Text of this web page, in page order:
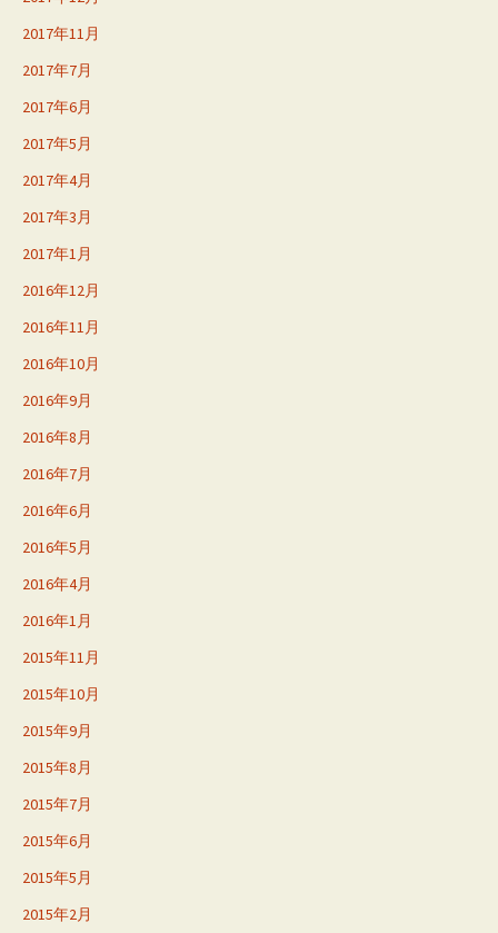
2017年11月
2017年7月
2017年6月
2017年5月
2017年4月
2017年3月
2017年1月
2016年12月
2016年11月
2016年10月
2016年9月
2016年8月
2016年7月
2016年6月
2016年5月
2016年4月
2016年1月
2015年11月
2015年10月
2015年9月
2015年8月
2015年7月
2015年6月
2015年5月
2015年2月